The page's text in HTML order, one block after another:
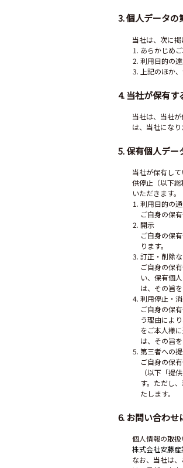
3. 個人データ
当社は、次に
あらかじめ
利用目的の
上記のほか
4. 当社が保有
当社は、当社
は、当社になり
5. 保有個人デー
当社が保有し
供停止（以下
いただきます。
利用目的の
ご自身の保
開示
ご自身の保
ります。
訂正・削除
ご自身の保
い、保有個
は、その旨
利用停止・
ご自身の保
う理由によ
をご本人様
は、その旨
第三者への
ご自身の保
（以下「提
す。ただし
たします。
6. お問い合わせ
個人情報の取
株式会社安藤
なお、当社は